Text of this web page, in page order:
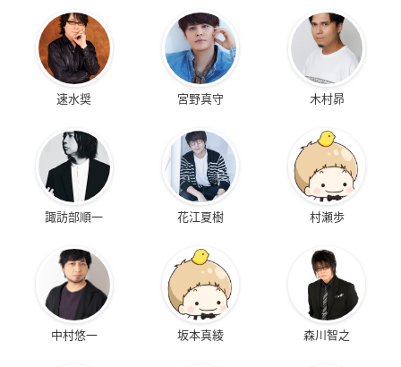
速水奨 宮野真守 木村昴
諏訪部順一 花江夏樹 村瀬歩
中村悠一 坂本真綾 森川智之